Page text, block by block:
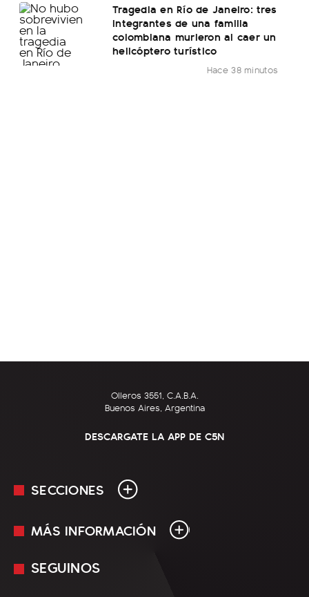
Tragedia en Río de Janeiro: tres
integrantes de una familia
colombiana murieron al caer un
helicóptero turístico
Hace 38 minutos
Olleros 3551, C.A.B.A.
Buenos Aires, Argentina
DESCARGATE LA APP DE C5N
SECCIONES
En Vivo
MÁS INFORMACIÓN
Mediakit
SEGUINOS